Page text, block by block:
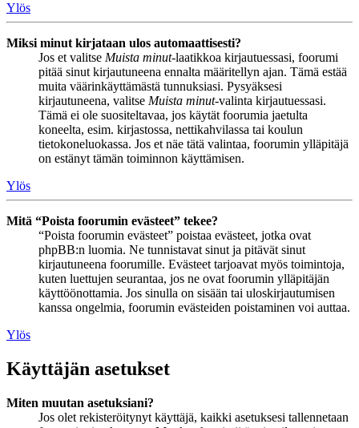
Ylös
Miksi minut kirjataan ulos automaattisesti?
Jos et valitse Muista minut-laatikkoa kirjautuessasi, foorumi
pitää sinut kirjautuneena ennalta määritellyn ajan. Tämä estää
muita väärinkäyttämästä tunnuksiasi. Pysyäksesi
kirjautuneena, valitse Muista minut-valinta kirjautuessasi.
Tämä ei ole suositeltavaa, jos käytät foorumia jaetulta
koneelta, esim. kirjastossa, nettikahvilassa tai koulun
tietokoneluokassa. Jos et näe tätä valintaa, foorumin ylläpitäjä
on estänyt tämän toiminnon käyttämisen.
Ylös
Mitä “Poista foorumin evästeet” tekee?
“Poista foorumin evästeet” poistaa evästeet, jotka ovat
phpBB:n luomia. Ne tunnistavat sinut ja pitävät sinut
kirjautuneena foorumille. Evästeet tarjoavat myös toimintoja,
kuten luettujen seurantaa, jos ne ovat foorumin ylläpitäjän
käyttöönottamia. Jos sinulla on sisään tai uloskirjautumisen
kanssa ongelmia, foorumin evästeiden poistaminen voi auttaa.
Ylös
Käyttäjän asetukset
Miten muutan asetuksiani?
Jos olet rekisteröitynyt käyttäjä, kaikki asetuksesi tallennetaan